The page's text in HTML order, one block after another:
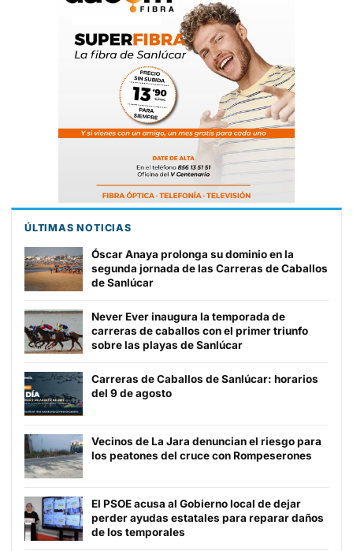
ÚLTIMAS NOTICIAS
Óscar Anaya prolonga su dominio en la
segunda jornada de las Carreras de Caballos
de Sanlúcar
Never Ever inaugura la temporada de
carreras de caballos con el primer triunfo
sobre las playas de Sanlúcar
Carreras de Caballos de Sanlúcar: horarios
del 9 de agosto
Vecinos de La Jara denuncian el riesgo para
los peatones del cruce con Rompeserones
El PSOE acusa al Gobierno local de dejar
perder ayudas estatales para reparar daños
de los temporales